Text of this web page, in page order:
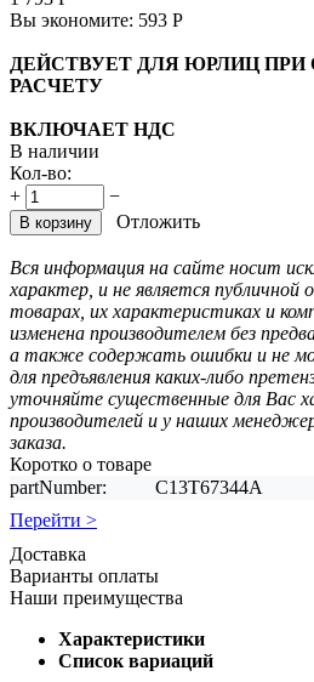
Вы экономите: 593 Р
ДЕЙСТВУЕТ ДЛЯ ЮРЛИЦ ПРИ
РАСЧЕТУ
ВКЛЮЧАЕТ НДС
В наличии
Кол-во:
+
−
В корзину Отложить
Вся информация на сайте носит
характер, и не является
товарах, их характеристиках и
изменена производителем без
а также содержать ошибки и не
для предъявления каких-либо
уточняйте существенные для Вас
производителей и у наших
заказа.
Коротко о товаре
partNumber:
C13T67344A
Перейти >
Доставка
Варианты оплаты
Наши преимущества
Характеристики
Список вариаций